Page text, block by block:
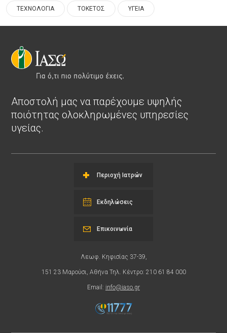
ΤΕΧΝΟΛΟΓΙΑ ΤΟΚΕΤΟΣ ΥΓΕΙΑ
Αποστολή μας να παρέχουμε υψηλής
ποιότητας ολοκληρωμένες υπηρεσίες
υγείας.
Περιοχή Ιατρών
Εκδηλώσεις
Λεωφ. Κηφισίας 37-39,
151 23 Μαρούσι, Αθήνα Τηλ. Κέντρο: 210 61 84 000
Email: info@iaso.gr
Επικοινωνία